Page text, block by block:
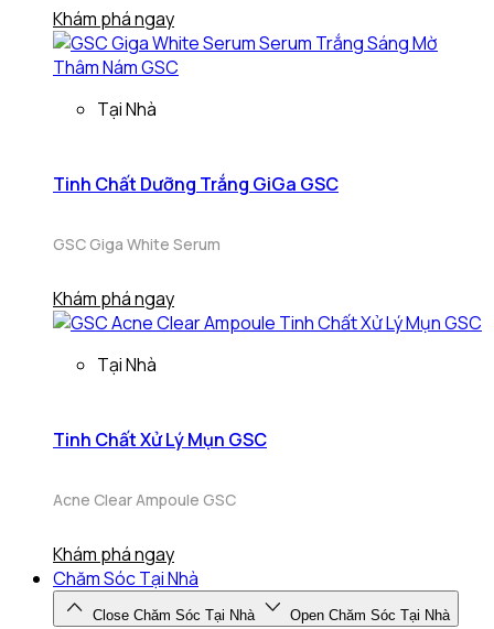
Khám phá ngay
Tại Nhà
Tinh Chất Dưỡng Trắng GiGa GSC
GSC Giga White Serum
Khám phá ngay
Tại Nhà
Tinh Chất Xử Lý Mụn GSC
Acne Clear Ampoule GSC
Khám phá ngay
Chăm Sóc Tại Nhà
Close Chăm Sóc Tại Nhà Open Chăm Sóc Tại Nhà